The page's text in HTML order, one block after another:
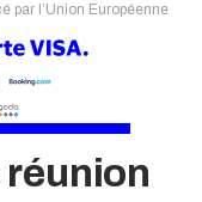
par l’Union Européenne